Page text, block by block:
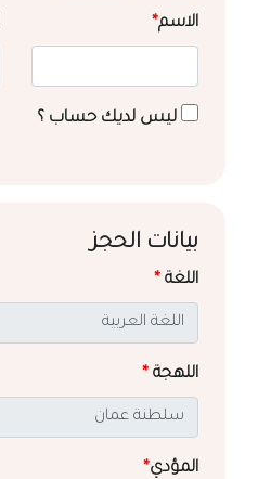
الاسم*
ليس لديك حساب ؟
بيانات الحجز
اللغة *
اللهجة *
المؤدي*